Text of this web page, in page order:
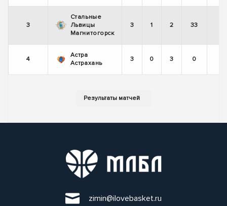
3
Стальные
Львицы
Магнитогорск
3 1 2 33
4
Астра
Астрахань
3 0 3 0
zimin@ilovebasket.ru